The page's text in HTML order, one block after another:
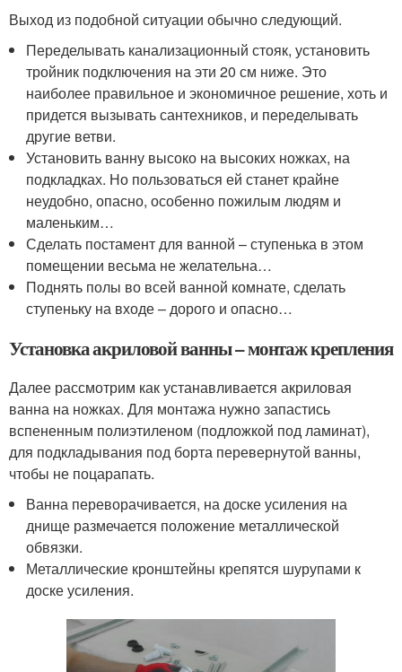
Выход из подобной ситуации обычно следующий.
Переделывать канализационный стояк, установить
тройник подключения на эти 20 см ниже. Это
наиболее правильное и экономичное решение, хоть и
придется вызывать сантехников, и переделывать
другие ветви.
Установить ванну высоко на высоких ножках, на
подкладках. Но пользоваться ей станет крайне
неудобно, опасно, особенно пожилым людям и
маленьким…
Сделать постамент для ванной – ступенька в этом
помещении весьма не желательна…
Поднять полы во всей ванной комнате, сделать
ступеньку на входе – дорого и опасно…
Установка акриловой ванны – монтаж крепления
Далее рассмотрим как устанавливается акриловая
ванна на ножках. Для монтажа нужно запастись
вспененным полиэтиленом (подложкой под ламинат),
для подкладывания под борта перевернутой ванны,
чтобы не поцарапать.
Ванна переворачивается, на доске усиления на
днище размечается положение металлической
обвязки.
Металлические кронштейны крепятся шурупами к
доске усиления.